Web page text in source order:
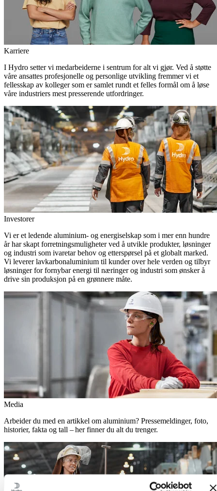
Karriere
I Hydro setter vi medarbeiderne i sentrum for alt vi gjør. Ved å støtte
våre ansattes profesjonelle og personlige utvikling fremmer vi et
fellesskap av kolleger som er samlet rundt et felles formål om å løse
våre industriers mest presserende utfordringer.
Investorer
Vi er et ledende aluminium- og energiselskap som i mer enn hundre
år har skapt forretningsmuligheter ved å utvikle produkter, løsninger
og industri som ivaretar behov og etterspørsel på et globalt marked.
Vi leverer lavkarbonaluminium til kunder over hele verden og tilbyr
løsninger for fornybar energi til næringer og industri som ønsker å
drive sin produksjon på en grønnere måte.
Media
Arbeider du med en artikkel om aluminium? Pressemeldinger, foto,
historier, fakta og tall – her finner du alt du trenger.